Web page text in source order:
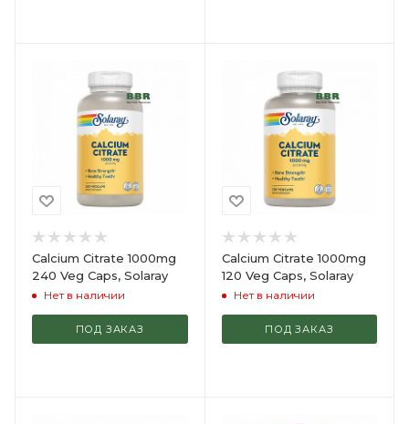
Calcium Citrate 1000mg
240 Veg Caps, Solaray
Нет в наличии
ПОД ЗАКАЗ
Calcium Citrate 1000mg
120 Veg Caps, Solaray
Нет в наличии
ПОД ЗАКАЗ